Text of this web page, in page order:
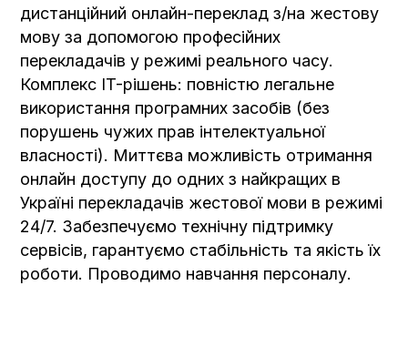
дистанційний онлайн-переклад з/на жестову
мову за допомогою професійних
перекладачів у режимі реального часу.
Комплекс IT-рішень: повністю легальне
використання програмних засобів (без
порушень чужих прав інтелектуальної
власності). Миттєва можливість отримання
онлайн доступу до одних з найкращих в
Україні перекладачів жестової мови в режимі
24/7. Забезпечуємо технічну підтримку
сервісів, гарантуємо стабільність та якість їх
роботи. Проводимо навчання персоналу.